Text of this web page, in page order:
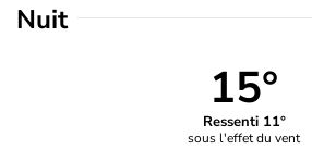
Nuit
15°
Ressenti 11°
sous l'effet du vent